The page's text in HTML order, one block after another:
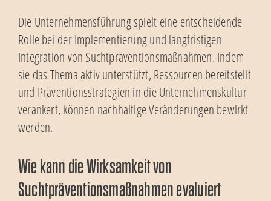
Die Unternehmensführung spielt eine entscheidende
Rolle bei der Implementierung und langfristigen
Integration von Suchtpräventionsmaßnahmen. Indem
sie das Thema aktiv unterstützt, Ressourcen bereitstellt
und Präventionsstrategien in die Unternehmenskultur
verankert, können nachhaltige Veränderungen bewirkt
werden.
Wie kann die Wirksamkeit von
Suchtpräventionsmaßnahmen evaluiert